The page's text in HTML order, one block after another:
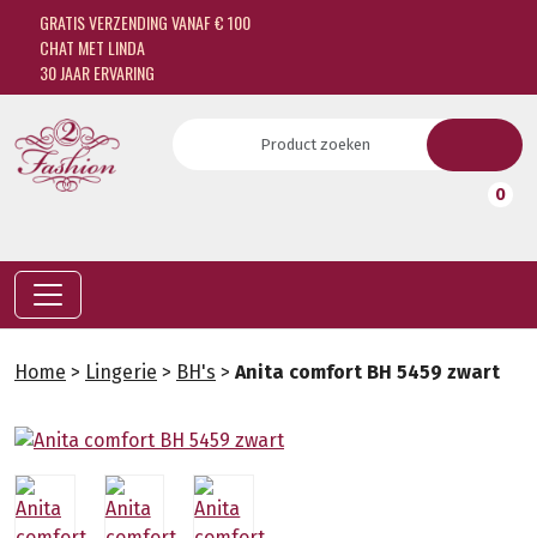
GRATIS VERZENDING VANAF € 100
CHAT MET LINDA
30 JAAR ERVARING
0
Home > Lingerie > BH's > Anita comfort BH 5459 zwart